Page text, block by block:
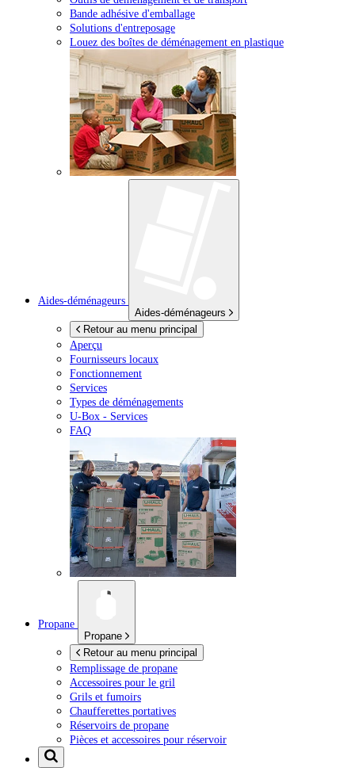
Bande adhésive d'emballage
Solutions d'entreposage
Louez des boîtes de déménagement en plastique
Aides-déménageurs
Aides-déménageurs
Retour au menu principal
Aperçu
Fournisseurs locaux
Fonctionnement
Services
Types de déménagements
U-Box - Services
FAQ
Propane
Propane
Retour au menu principal
Remplissage de propane
Accessoires pour le gril
Grils et fumoirs
Chaufferettes portatives
Réservoirs de propane
Pièces et accessoires pour réservoir